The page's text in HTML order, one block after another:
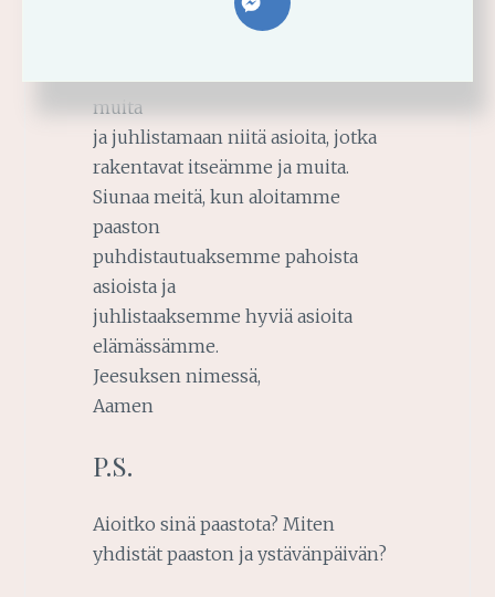
muotoilla kysymyksiämmekään.
asioista, jotka satuttavat meitä ja
muita
ja juhlistamaan niitä asioita, jotka
rakentavat itseämme ja muita.
Siunaa meitä, kun aloitamme
paaston
puhdistautuaksemme pahoista
asioista ja
juhlistaaksemme hyviä asioita
elämässämme.
Jeesuksen nimessä,
Aamen
P.S.
Aioitko sinä paastota? Miten
yhdistät paaston ja ystävänpäivän?